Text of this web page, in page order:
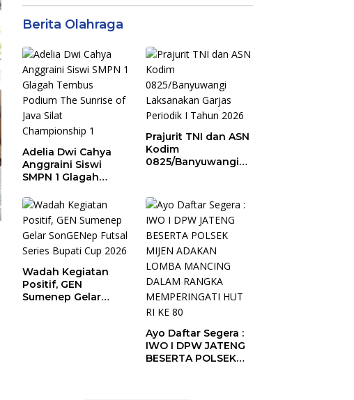
Berita Olahraga
Adelia Dwi Cahya
Anggraini Siswi
SMPN 1 Glagah
Sunrise of Java Silat
Championship 1
Prajurit TNI dan ASN
Kodim
0825/Banyuwangi
2026
Wadah Kegiatan
Positif, GEN
Sumenep Gelar
Ayo Daftar Segera :
IWO I DPW JATENG
BESERTA POLSEK